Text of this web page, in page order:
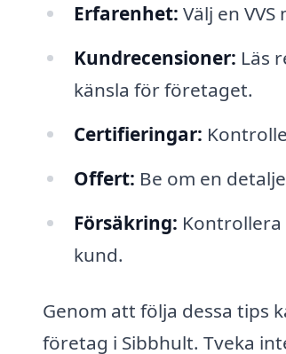
Erfarenhet: Välj en
Kundrecensioner: Läs
känsla för företaget.
Certifieringar:
Offert: Be om en
Försäkring:
kund.
Genom att följa dessa tips
företag i Sibbhult. Tveka